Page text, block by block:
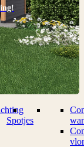
Spotjes